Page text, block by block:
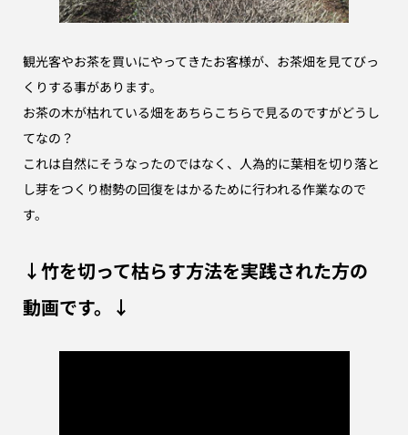
観光客やお茶を買いにやってきたお客様が、お茶畑を見てびっ
くりする事があります。
お茶の木が枯れている畑をあちらこちらで見るのですがどうし
てなの？
これは自然にそうなったのではなく、人為的に葉相を切り落と
し芽をつくり樹勢の回復をはかるために行われる作業なので
す。
↓竹を切って枯らす方法を実践された方の
動画です。↓